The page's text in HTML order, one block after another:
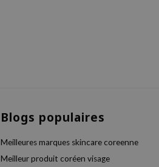
Blogs populaires
Meilleures marques skincare coreenne
Meilleur produit coréen visage